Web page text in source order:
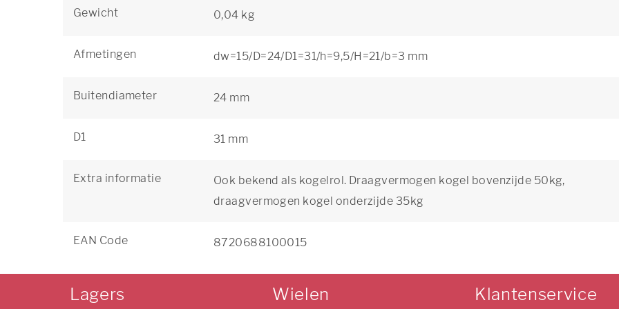
Gewicht 0,04 kg
Afmetingen dw=15/D=24/D1=31/h=9,5/H=21/b=3 mm
Buitendiameter 24 mm
D1 31 mm
Extra informatie
Ook bekend als kogelrol. Draagvermogen kogel bovenzijde 50kg,
draagvermogen kogel onderzijde 35kg
EAN Code 8720688100015
Lagers Wielen Klantenservice